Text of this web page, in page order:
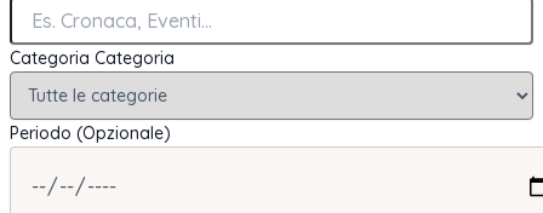
Categoria Categoria
Periodo (Opzionale)